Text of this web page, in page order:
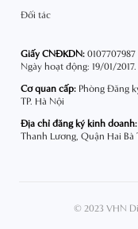
Đối tác
Giấy CNĐKDN:
Ngày hoạt động: 19/01/2017.
Cơ quan cấp: Phòng Đăng
TP. Hà Nội
Địa chỉ đăng ký kinh doanh:
Thanh Lương, Quận Hai Bà
© 2023 VHN